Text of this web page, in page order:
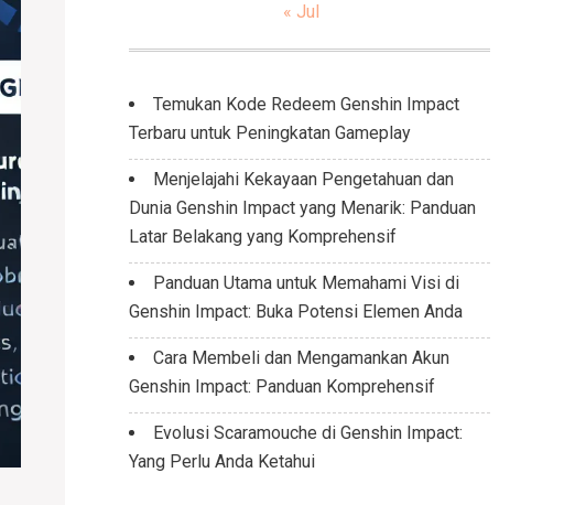
« Jul
Temukan Kode Redeem Genshin Impact
Terbaru untuk Peningkatan Gameplay
Menjelajahi Kekayaan Pengetahuan dan
Dunia Genshin Impact yang Menarik: Panduan
Latar Belakang yang Komprehensif
Panduan Utama untuk Memahami Visi di
Genshin Impact: Buka Potensi Elemen Anda
Cara Membeli dan Mengamankan Akun
Genshin Impact: Panduan Komprehensif
Evolusi Scaramouche di Genshin Impact:
Yang Perlu Anda Ketahui